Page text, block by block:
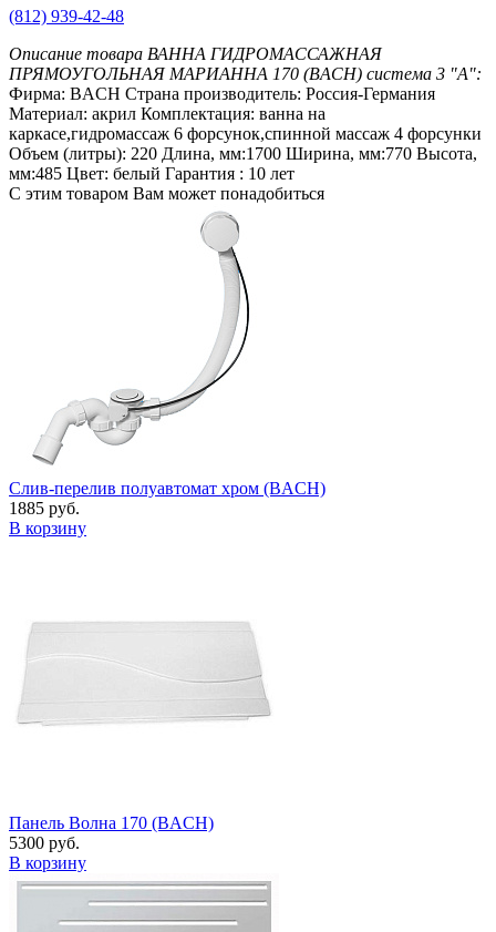
(812) 939-42-48
Описание товара ВАННА ГИДРОМАССАЖНАЯ
ПРЯМОУГОЛЬНАЯ МАРИАННА 170 (BACH) система 3 "А":
Фирма: BACH Страна производитель: Россия-Германия
Материал: акрил Комплектация: ванна на
каркасе,гидромассаж 6 форсунок,спинной массаж 4 форсунки
Объем (литры): 220 Длина, мм:1700 Ширина, мм:770 Высота,
мм:485 Цвет: белый Гарантия : 10 лет
С этим товаром Вам может понадобиться
Слив-перелив полуавтомат хром (BACH)
1885 руб.
В корзину
Панель Волна 170 (BACH)
5300 руб.
В корзину